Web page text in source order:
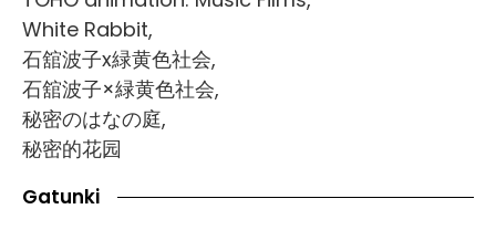
White Rabbit,
石舘波子x緑黄色社会,
石舘波子×緑黄色社会,
秘密のはなの庭,
秘密的花园
Gatunki